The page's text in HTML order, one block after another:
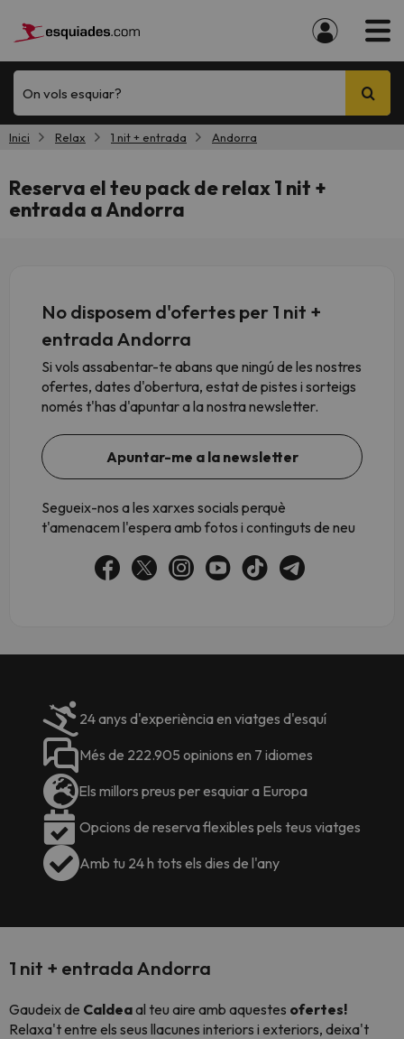
On vols esquiar?
Inici Relax 1 nit + entrada Andorra
Reserva el teu pack de relax 1 nit +
entrada a Andorra
No disposem d'ofertes per 1 nit +
entrada Andorra
Si vols assabentar-te abans que ningú de les nostres
ofertes, dates d'obertura, estat de pistes i sorteigs
només t'has d'apuntar a la nostra newsletter.
Apuntar-me a la newsletter
Segueix-nos a les xarxes socials perquè
t'amenacem l'espera amb fotos i continguts de neu
24 anys d'experiència en viatges d'esquí
Més de 222.905 opinions en 7 idiomes
Els millors preus per esquiar a Europa
Opcions de reserva flexibles pels teus viatges
Amb tu 24 h tots els dies de l'any
1 nit + entrada Andorra
Gaudeix de Caldeaal teu aire amb aquestes ofertes!
Relaxa't entre els seus llacunes interiors i exteriors, deixa't